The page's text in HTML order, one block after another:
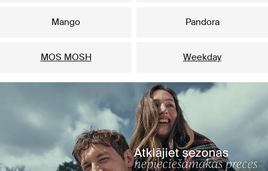
Mango Pandora
MOS MOSH Weekday